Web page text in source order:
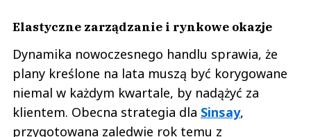
Elastyczne zarządzanie i rynkowe okazje
Dynamika nowoczesnego handlu sprawia, że
plany kreślone na lata muszą być korygowane
niemal w każdym kwartale, by nadążyć za
klientem. Obecna strategia dla Sinsay,
przygotowana zaledwie rok temu z